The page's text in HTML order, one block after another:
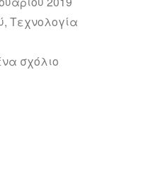
, Τεχνολογία
σχόλιογια